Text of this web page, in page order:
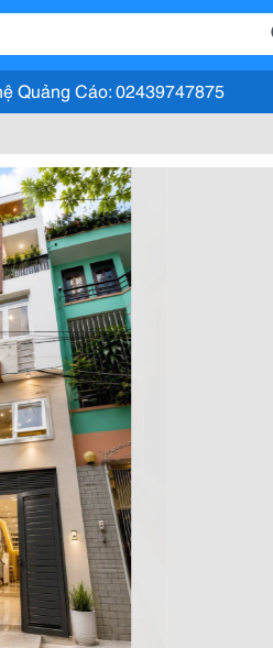
Quảng Cáo: 02439747875